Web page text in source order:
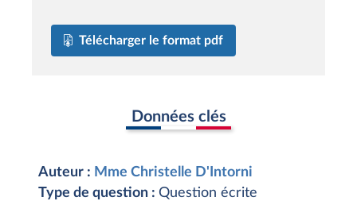
Télécharger le format pdf
Données clés
Auteur : Mme Christelle D'Intorni
Type de question : Question écrite